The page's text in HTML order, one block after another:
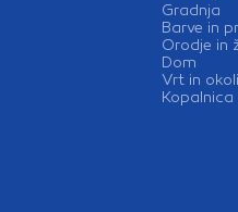
Gradnja
Barve in
Orodje in
Dom
Vrt in